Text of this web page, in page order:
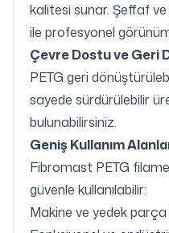
kalitesi sunar. Şeffaf
ile profesyonel
Çevre Dostu ve Geri
PETG geri
sayede sürdürülebilir
bulunabilirsiniz.
Geniş Kullanım
Fibromast PETG
güvenle kullanılabilir:
Makine ve yedek